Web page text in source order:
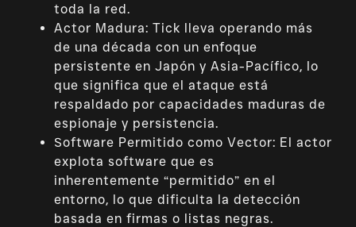
toda la red.
Actor Madura: Tick lleva operando más
de una década con un enfoque
persistente en Japón y Asia-Pacífico, lo
que significa que el ataque está
respaldado por capacidades maduras de
espionaje y persistencia.
Software Permitido como Vector: El actor
explota software que es
inherentemente “permitido” en el
entorno, lo que dificulta la detección
basada en firmas o listas negras.